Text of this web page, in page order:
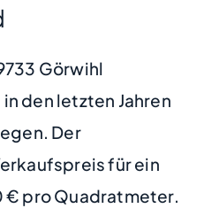
Görwihl
den letzten Jahren
Der
für ein
€ pro Quadratmeter.